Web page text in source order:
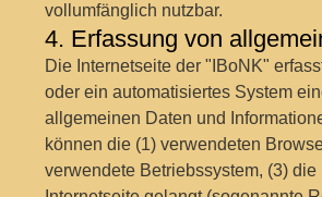
vollumfänglich nutzbar.
4. Erfassung von
Die Internetseite der "IBoNK"
oder ein automatisiertes System
allgemeinen Daten und
können die (1) verwendeten
verwendete Betriebssystem, (3)